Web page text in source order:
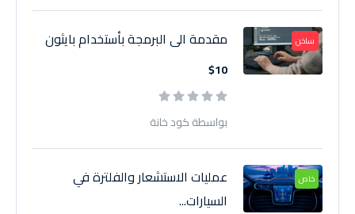
ساخن مقدمة الى البرمجة بأستخدام بايثون
$10
بواسطة كود خانة
خاص
عمليات الاستشعار والفلترة في
السيارات...